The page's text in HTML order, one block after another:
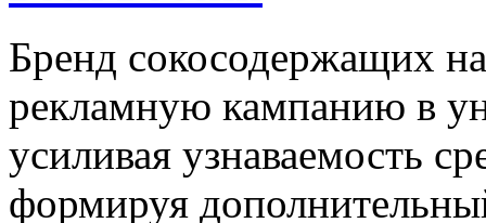
Бренд сокосодержащих
рекламную кампанию в
усиливая узнаваемость
формируя